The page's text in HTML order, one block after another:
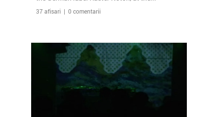
37 afisari | 0 comentarii